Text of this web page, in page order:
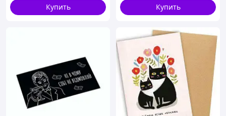
Купить
Купить